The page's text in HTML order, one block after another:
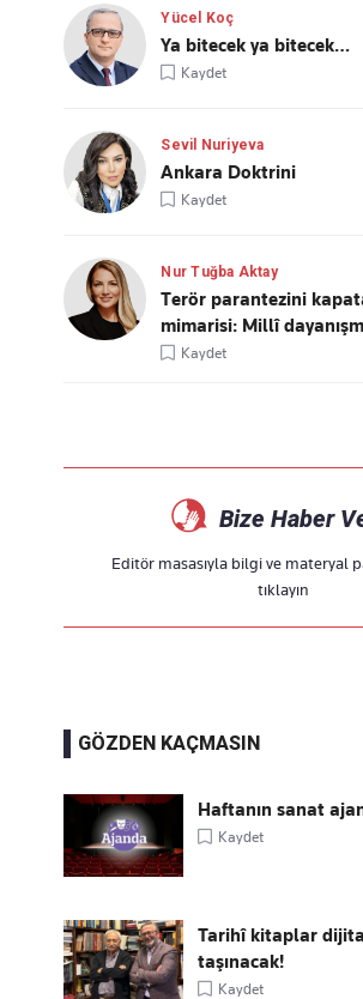
Yücel Koç
Ya bitecek ya bitecek…
Kaydet
Sevil Nuriyeva
Ankara Doktrini
Kaydet
Nur Tuğba Aktay
Terör parantezini
mimarisi: Millî
Kaydet
Bize Haber
Editör masasıyla bilgi ve materyal
tıklayın
GÖZDEN KAÇMASIN
Haftanın sanat
Kaydet
Tarihî kitaplar
taşınacak!
Kaydet